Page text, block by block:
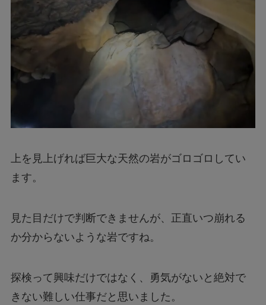
上を見上げれば巨大な天然の岩がゴロゴロしてい
ます。
見た目だけで判断できませんが、正直いつ崩れる
か分からないような岩ですね。
探検って興味だけではなく、勇気がないと絶対で
きない難しい仕事だと思いました。